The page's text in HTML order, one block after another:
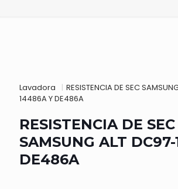
Lavadora | RESISTENCIA DE SEC
14486A Y DE486A
RESISTENCIA DE SEC
SAMSUNG ALT
DE486A